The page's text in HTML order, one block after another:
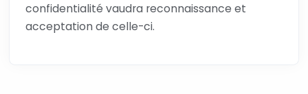
confidentialité vaudra reconnaissance et
acceptation de celle-ci.